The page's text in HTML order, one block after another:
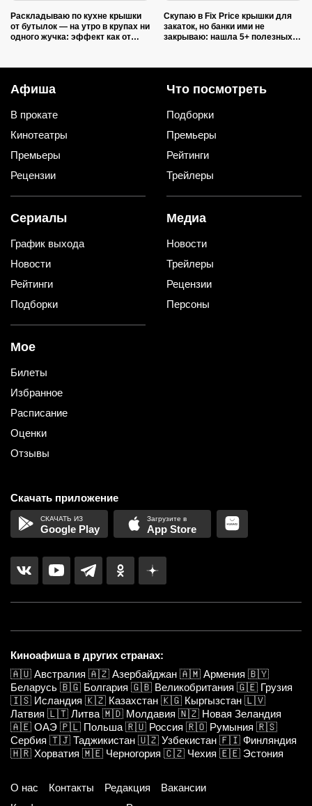
Раскладываю по кухне крышки
от бутылок — на утро в крупах ни
одного жучка: эффект как от
Скупаю в Fix Price крышки для
закаток, но банки ими не
закрываю: нашла 5+ полезных
Афиша
В прокате
Кинотеатры
Премьеры
Рецензии
Что посмотреть
Подборки
Премьеры
Рейтинги
Трейлеры
Сериалы
График выхода
Новости
Рейтинги
Подборки
Медиа
Новости
Трейлеры
Рецензии
Персоны
Мое
Билеты
Избранное
Расписание
Оценки
Отзывы
Скачать приложение
Google Play App Store
Киноафиша в других странах:
🇦🇺 Австралия 🇦🇿 Азербайджан 🇦🇲 Армения 🇧🇾
Беларусь 🇧🇬 Болгария 🇬🇧 Великобритания 🇬🇪 Грузия
🇮🇸 Исландия 🇰🇿 Казахстан 🇰🇬 Кыргызстан 🇱🇻
Латвия 🇱🇹 Литва 🇲🇩 Молдавия 🇳🇿 Новая Зеландия
🇦🇪 ОАЭ 🇵🇱 Польша 🇷🇺 Россия 🇷🇴 Румыния 🇷🇸
Сербия 🇹🇯 Таджикистан 🇺🇿 Узбекистан 🇫🇮 Финляндия
🇭🇷 Хорватия 🇲🇪 Черногория 🇨🇿 Чехия 🇪🇪 Эстония
О нас Контакты Редакция
Вакансии